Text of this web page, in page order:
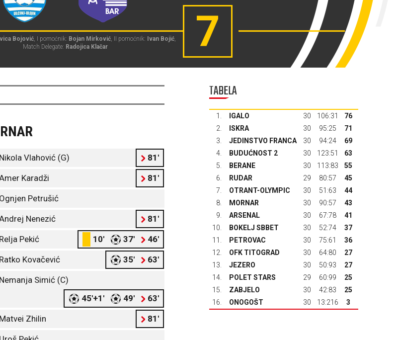
7
Bojović, I pomoćnik: Bojan Mirković, II pomoćnik: Ivan Bojić,
Match Delegate: Radojica Klačar
Nikola Vlahović (G) 81'
Karadži 81'
Ognjen Petrušić
Nenezić 81'
Relja Pekić 10' 37' 46'
Ratko Kovačević 35' 63'
Nemanja Simić (C)
45'+1'
49' 63'
Matvei Zhilin 81'
TABELA
1. IGALO 30 106:31
76
2.
ISKRA 30 95:25
71
3.
JEDINSTVO FRANCA 30 94:24
69
4.
BUDUĆNOST 2 30 123:51
63
5.
BERANE 30 113:83
55
6.
RUDAR 29 80:57
45
7.
OTRANT-OLYMPIC 30 51:63
44
8.
MORNAR 30 90:57
43
9.
ARSENAL 30 67:78
41
10.
BOKELJ SBBET 30 52:74
37
11.
PETROVAC 30 75:61
36
12.
OFK TITOGRAD 30 64:80
27
13.
JEZERO 30 50:93
27
14.
POLET STARS 29 60:99
25
15.
ZABJELO 30 42:83
25
16.
ONOGOŠT 30 13:216 3